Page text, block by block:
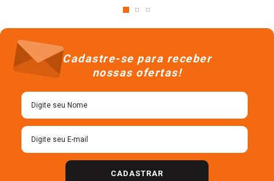
Leite Fermentado Desnatado
Família
R$
＋
－
6 Unidades
＋
－
Cadastre-se para receber
nossas ofertas!